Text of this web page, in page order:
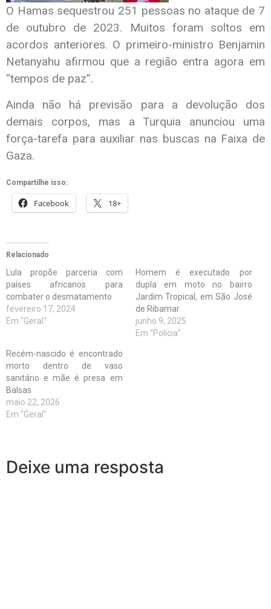
O Hamas sequestrou 251 pessoas no ataque de 7
de outubro de 2023. Muitos foram soltos em
acordos anteriores. O primeiro-ministro Benjamin
Netanyahu afirmou que a região entra agora em
“tempos de paz”.
Ainda não há previsão para a devolução dos
demais corpos, mas a Turquia anunciou uma
força-tarefa para auxiliar nas buscas na Faixa de
Gaza.
Compartilhe isso:
Facebook 18+
Relacionado
Lula propõe parceria com
países africanos para
combater o desmatamento
fevereiro 17, 2024
Em "Geral"
Homem é executado por
dupla em moto no bairro
Jardim Tropical, em São José
de Ribamar
junho 9, 2025
Em "Polícia"
Recém-nascido é encontrado
morto dentro de vaso
sanitário e mãe é presa em
Balsas
maio 22, 2026
Em "Geral"
Deixe uma resposta